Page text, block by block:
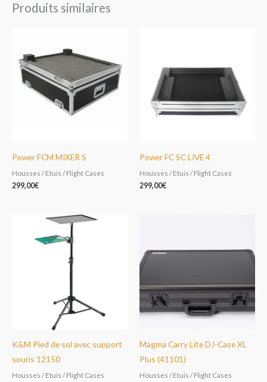
Produits similaires
Power FCM MIXER S
Housses / Etuis / Flight Cases
299,00€
Power FC SC LIVE 4
Housses / Etuis / Flight Cases
299,00€
K&M Pied de sol avec support
souris 12150
Housses / Etuis / Flight Cases
Magma Carry Lite DJ-Case XL
Plus (41101)
Housses / Etuis / Flight Cases